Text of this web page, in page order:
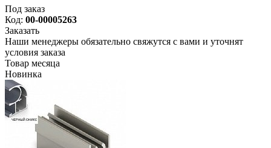
Под заказ
Код: 00-00005263
Заказать
Наши менеджеры обязательно свяжутся с вами и уточнят
условия заказа
Товар месяца
Новинка